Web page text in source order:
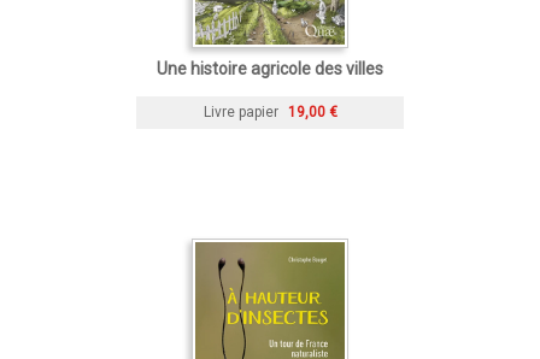
Une histoire agricole des villes
Livre papier 19,00 €